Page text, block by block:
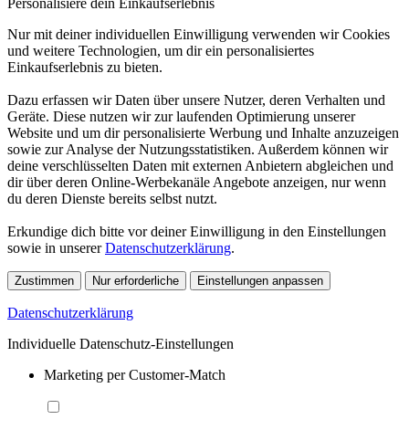
Personalisiere dein Einkaufserlebnis
Nur mit deiner individuellen Einwilligung verwenden wir Cookies
und weitere Technologien, um dir ein personalisiertes
Einkaufserlebnis zu bieten.
Dazu erfassen wir Daten über unsere Nutzer, deren Verhalten und
Geräte. Diese nutzen wir zur laufenden Optimierung unserer
Website und um dir personalisierte Werbung und Inhalte anzuzeigen
sowie zur Analyse der Nutzungsstatistiken. Außerdem können wir
deine verschlüsselten Daten mit externen Anbietern abgleichen und
dir über deren Online-Werbekanäle Angebote anzeigen, nur wenn
du deren Dienste bereits selbst nutzt.
Erkundige dich bitte vor deiner Einwilligung in den Einstellungen
sowie in unsererDatenschutzerklärung.
Zustimmen Nur erforderliche Einstellungen anpassen
Datenschutzerklärung
Individuelle Datenschutz-Einstellungen
Marketing per Customer-Match